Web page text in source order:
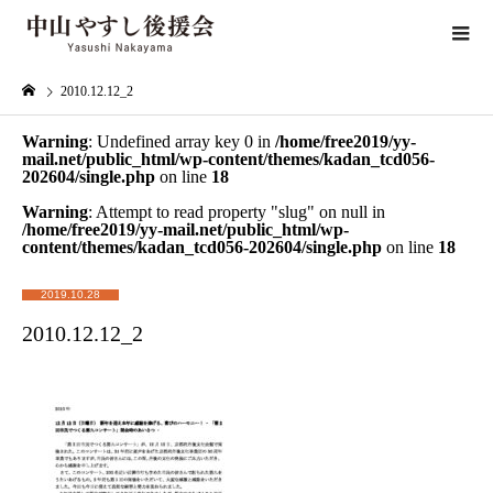
2010.12.12_2
Warning: Undefined array key 0 in /home/free2019/yy-
mail.net/public_html/wp-content/themes/kadan_tcd056-
202604/single.php on line 18
Warning: Attempt to read property "slug" on null in
/home/free2019/yy-mail.net/public_html/wp-
content/themes/kadan_tcd056-202604/single.php on line 18
2019.10.28
2010.12.12_2